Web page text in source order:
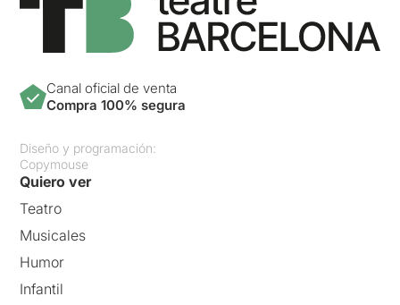
Canal oficial de venta
Compra 100% segura
Diseño y programación:
Copymouse
Quiero ver
Teatro
Musicales
Humor
Infantil